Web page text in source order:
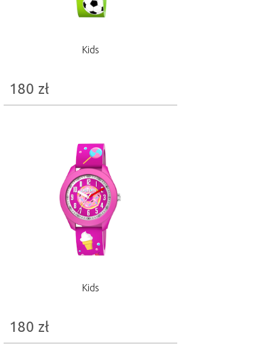
Kids
180 zł
Kids
180 zł